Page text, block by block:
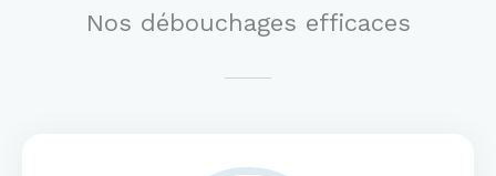
Nos débouchages efficaces